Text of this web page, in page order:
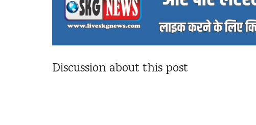
Discussion about this post